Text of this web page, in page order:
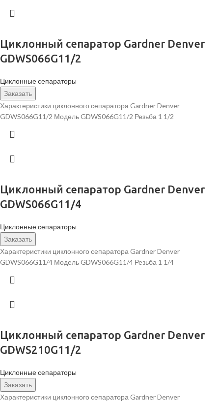
Циклонный сепаратор Gardner Denver
GDWS066G11/2
Циклонные сепараторы
Заказать
Характеристики циклонного сепаратора Gardner Denver
GDWS066G11/2 Модель GDWS066G11/2 Резьба 1 1/2
Циклонный сепаратор Gardner Denver
GDWS066G11/4
Циклонные сепараторы
Заказать
Характеристики циклонного сепаратора Gardner Denver
GDWS066G11/4 Модель GDWS066G11/4 Резьба 1 1/4
Циклонный сепаратор Gardner Denver
GDWS210G11/2
Циклонные сепараторы
Заказать
Характеристики циклонного сепаратора Gardner Denver